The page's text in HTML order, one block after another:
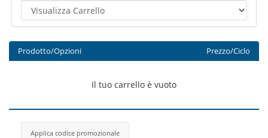
Prodotto/Opzioni Prezzo/Ciclo
Il tuo carrello è vuoto
Applica codice promozionale